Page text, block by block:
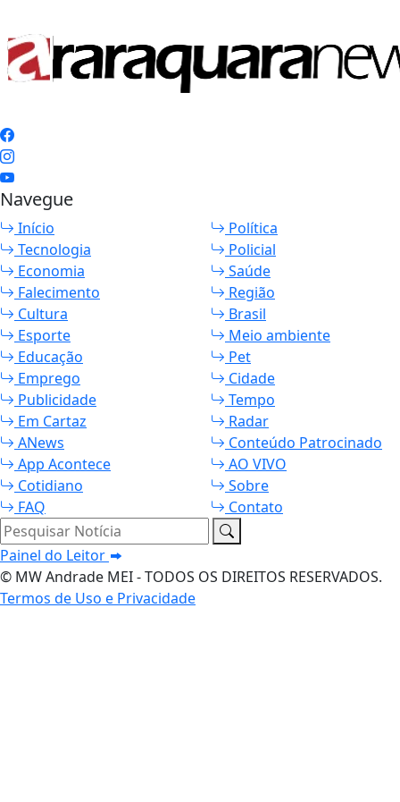
Navegue
Início
Política
Tecnologia
Policial
Economia
Saúde
Falecimento
Região
Cultura
Brasil
Esporte
Meio ambiente
Educação
Pet
Emprego
Cidade
Publicidade
Tempo
Em Cartaz
Radar
ANews
Conteúdo Patrocinado
App Acontece
AO VIVO
Cotidiano
Sobre
FAQ
Contato
Pesquisar Notícia
Painel do Leitor
© MW Andrade MEI - TODOS OS DIREITOS RESERVADOS.
Termos de Uso e Privacidade